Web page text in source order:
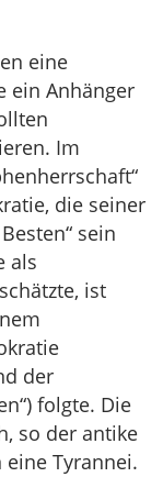
eine
ein Anhänger
Im
die seiner
sein
als
ist
der
folgte. Die
so der antike
Tyrannei.